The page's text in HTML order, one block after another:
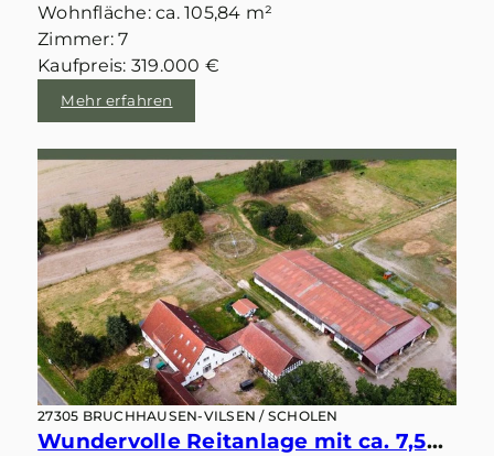
Wohnfläche: ca. 105,84 m²
Zimmer: 7
Kaufpreis: 319.000 €
Mehr erfahren
27305 BRUCHHAUSEN-VILSEN / SCHOLEN
Wundervolle Reitanlage mit ca. 7,5ha Fläche, Reithalle, Führanlage, Stalltrakten, Reitplatz u.v.m.